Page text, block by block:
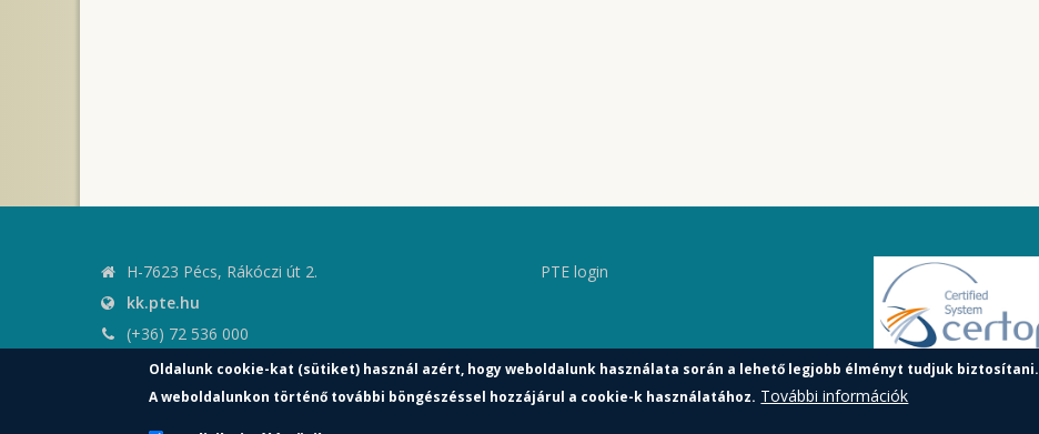
H-7623 Pécs, Rákóczi út 2.
kk.pte.hu
(+36) 72 536 000
kk.elnoki.hivatal@pte.hu
pte.hu
PTE login
Oldalunk cookie-kat (sütiket) használ azért, hogy weboldalunk használata során a lehető legjobb élményt tudjuk biztosítani.
A weboldalunkon történő további böngészéssel hozzájárul a cookie-k használatához. További információk